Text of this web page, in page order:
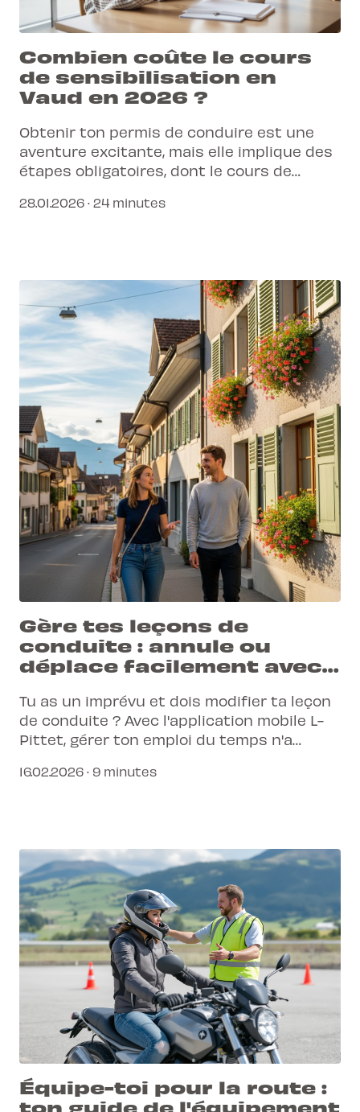
Combien coûte le cours
de sensibilisation en
Vaud en 2026 ?
Obtenir ton permis de conduire est une
aventure excitante, mais elle implique des
étapes obligatoires, dont le cours de
budget prévoir pour cette formation
28.01.2026 · 24 minutes
Gère tes leçons de
conduite : annule ou
déplace facilement avec
Tu as un imprévu et dois modifier ta leçon
de conduite ? Avec l'application mobile L-
Pittet, gérer ton emploi du temps n'a
16.02.2026 · 9 minutes
Équipe-toi pour la route :
ton guide de l'équipement